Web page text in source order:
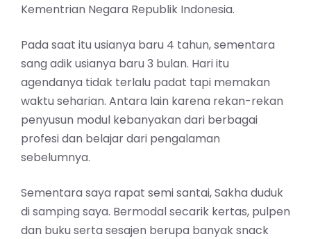
Kementrian Negara Republik Indonesia.
Pada saat itu usianya baru 4 tahun, sementara
sang adik usianya baru 3 bulan. Hari itu
agendanya tidak terlalu padat tapi memakan
waktu seharian. Antara lain karena rekan-rekan
penyusun modul kebanyakan dari berbagai
profesi dan belajar dari pengalaman
sebelumnya.
Sementara saya rapat semi santai, Sakha duduk
di samping saya. Bermodal secarik kertas, pulpen
dan buku serta sesajen berupa banyak snack